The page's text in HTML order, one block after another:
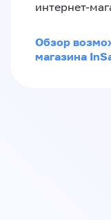
интернет-
Обзор
магазина